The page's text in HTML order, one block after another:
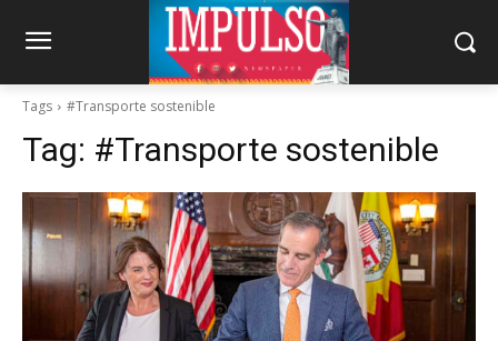
Tags #Transporte sostenible
Tag: #Transporte sostenible